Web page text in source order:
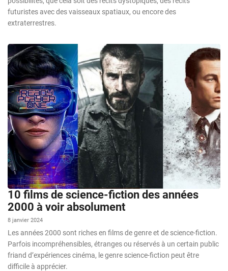
futuristes avec des vaisseaux spatiaux, ou encore des
extraterrestres.
10 films de science-fiction des années
2000 à voir absolument
8 janvier 2024
Les années 2000 sont riches en films de genre et de science-fiction.
Parfois incompréhensibles, étranges ou réservés à un certain public
friand d’expériences cinéma, le genre science-fiction peut être
difficile à apprécier.